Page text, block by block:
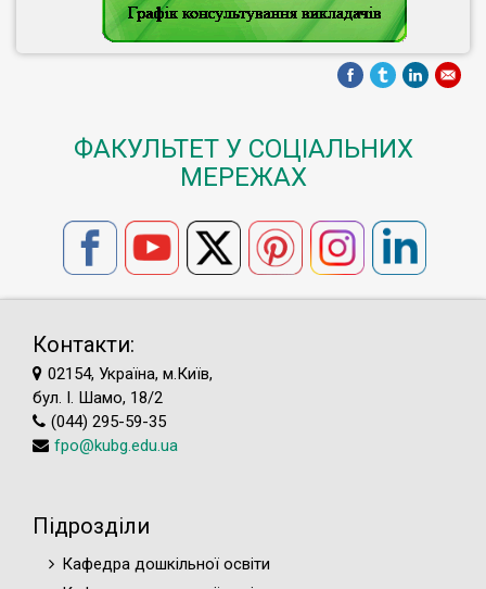
ФАКУЛЬТЕТ У СОЦІАЛЬНИХ
МЕРЕЖАХ
Контакти:
02154, Україна, м.Київ,
бул. І. Шамо, 18/2
(044) 295-59-35
fpo@kubg.edu.ua
Підрозділи
Кафедра дошкільної освіти